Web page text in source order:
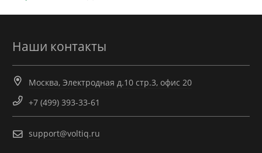
Наши контакты
Москва, Электродная д.10 стр.3, офис 20
+7 (499) 393-33-61
support@voltiq.ru